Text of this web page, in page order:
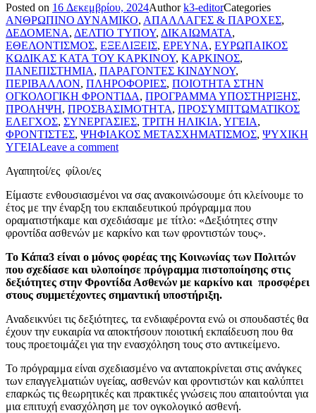
Posted on 16 Δεκεμβρίου, 2024Authork3-editorCategories
ΑΝΘΡΩΠΙΝΟ ΔΥΝΑΜΙΚΟ, ΑΠΑΛΛΑΓΕΣ & ΠΑΡΟΧΕΣ,
ΔΕΔΟΜΕΝΑ, ΔΕΛΤΙΟ ΤΥΠΟΥ, ΔΙΚΑΙΩΜΑΤΑ,
ΕΘΕΛΟΝΤΙΣΜΟΣ, ΕΞΕΛΙΞΕΙΣ, ΕΡΕΥΝΑ, ΕΥΡΩΠΑΙΚΟΣ
ΚΩΔΙΚΑΣ ΚΑΤΑ ΤΟΥ ΚΑΡΚΙΝΟΥ, ΚΑΡΚΙΝΟΣ,
ΠΑΝΕΠΙΣΤΗΜΙΑ, ΠΑΡΑΓΟΝΤΕΣ ΚΙΝΔΥΝΟΥ,
ΠΕΡΙΒΑΛΛΟΝ, ΠΛΗΡΟΦΟΡΙΕΣ, ΠΟΙΟΤΗΤΑ ΣΤΗΝ
ΟΓΚΟΛΟΓΙΚΗ ΦΡΟΝΤΙΔΑ, ΠΡΟΓΡΑΜΜΑ ΥΠΟΣΤΗΡΙΞΗΣ,
ΠΡΟΛΗΨΗ, ΠΡΟΣΒΑΣΙΜΟΤΗΤΑ, ΠΡΟΣΥΜΠΤΩΜΑΤΙΚΟΣ
ΕΛΕΓΧΟΣ, ΣΥΝΕΡΓΑΣΙΕΣ, ΤΡΙΤΗ ΗΛΙΚΙΑ, ΥΓΕΙΑ,
ΦΡΟΝΤΙΣΤΕΣ, ΨΗΦΙΑΚΟΣ ΜΕΤΑΣΧΗΜΑΤΙΣΜΟΣ, ΨΥΧΙΚΗ
ΥΓΕΙΑLeave a comment
Αγαπητοί/ες φίλοι/ες
Είμαστε ενθουσιασμένοι να σας ανακοινώσουμε ότι κλείνουμε το
έτος με την έναρξη του εκπαιδευτικού πρόγραμμα που
οραματιστήκαμε και σχεδιάσαμε με τίτλο: «Δεξιότητες στην
φροντίδα ασθενών με καρκίνο και των φροντιστών τους».
Το Κάπα3 είναι ο μόνος φορέας της Κοινωνίας των Πολιτών
που σχεδίασε και υλοποίησε πρόγραμμα πιστοποίησης στις
δεξιότητες στην Φροντίδα Ασθενών με καρκίνο και προσφέρει
στους συμμετέχοντες σημαντική υποστήριξη.
Αναδεικνύει τις δεξιότητες, τα ενδιαφέροντα ενώ οι σπουδαστές θα
έχουν την ευκαιρία να αποκτήσουν ποιοτική εκπαίδευση που θα
τους προετοιμάζει για την ενασχόληση τους στο αντικείμενο.
Το πρόγραμμα είναι σχεδιασμένο να ανταποκρίνεται στις ανάγκες
των επαγγελματιών υγείας, ασθενών και φροντιστών και καλύπτει
επαρκώς τις θεωρητικές και πρακτικές γνώσεις που απαιτούνται για
μια επιτυχή ενασχόληση με τον ογκολογικό ασθενή.